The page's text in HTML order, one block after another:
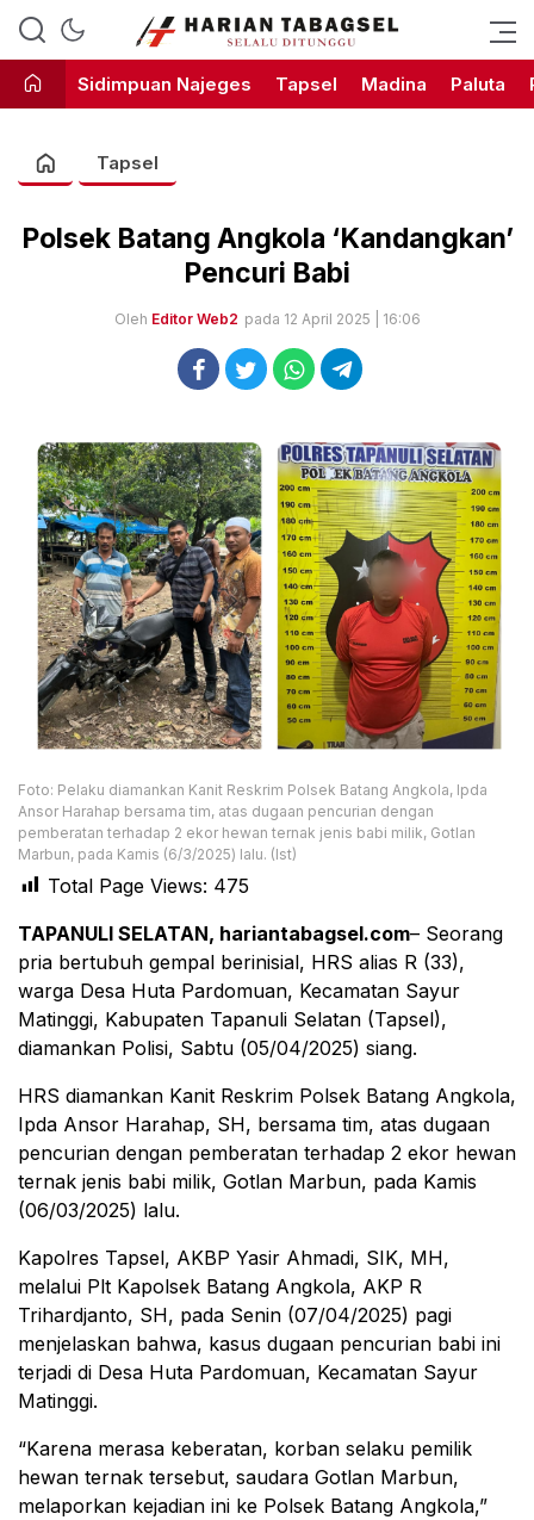
Harian Tabagsel
Harian Tabagsel Official Website
Sidimpuan Najeges
Tapsel Madina Paluta
Tapsel
Polsek Batang Angkola ‘Kandangkan’
Pencuri Babi
Oleh Editor Web2 pada 12 April 2025 | 16:06
Foto: Pelaku diamankan Kanit Reskrim Polsek Batang Angkola, Ipda
Ansor Harahap bersama tim, atas dugaan pencurian dengan
pemberatan terhadap 2 ekor hewan ternak jenis babi milik, Gotlan
Marbun, pada Kamis (6/3/2025) lalu. (Ist)
Total Page Views: 475
TAPANULI SELATAN, hariantabagsel.com– Seorang
pria bertubuh gempal berinisial, HRS alias R (33),
warga Desa Huta Pardomuan, Kecamatan Sayur
Matinggi, Kabupaten Tapanuli Selatan (Tapsel),
diamankan Polisi, Sabtu (05/04/2025) siang.
HRS diamankan Kanit Reskrim Polsek Batang Angkola,
Ipda Ansor Harahap, SH, bersama tim, atas dugaan
pencurian dengan pemberatan terhadap 2 ekor hewan
ternak jenis babi milik, Gotlan Marbun, pada Kamis
(06/03/2025) lalu.
Kapolres Tapsel, AKBP Yasir Ahmadi, SIK, MH,
melalui Plt Kapolsek Batang Angkola, AKP R
Trihardjanto, SH, pada Senin (07/04/2025) pagi
menjelaskan bahwa, kasus dugaan pencurian babi ini
terjadi di Desa Huta Pardomuan, Kecamatan Sayur
Matinggi.
“Karena merasa keberatan, korban selaku pemilik
hewan ternak tersebut, saudara Gotlan Marbun,
melaporkan kejadian ini ke Polsek Batang Angkola,”